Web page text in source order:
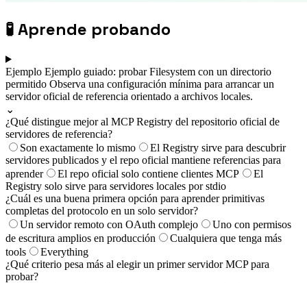
🧪Aprende probando
Ejemplo Ejemplo guiado: probar Filesystem con un directorio
permitido Observa una configuración mínima para arrancar un
servidor oficial de referencia orientado a archivos locales.
⌄
¿Qué distingue mejor al MCP Registry del repositorio oficial de
servidores de referencia?
Son exactamente lo mismo
El Registry sirve para descubrir
servidores publicados y el repo oficial mantiene referencias para
aprender
El repo oficial solo contiene clientes MCP
El
Registry solo sirve para servidores locales por stdio
¿Cuál es una buena primera opción para aprender primitivas
completas del protocolo en un solo servidor?
Un servidor remoto con OAuth complejo
Uno con permisos
de escritura amplios en producción
Cualquiera que tenga más
tools
Everything
¿Qué criterio pesa más al elegir un primer servidor MCP para
probar?